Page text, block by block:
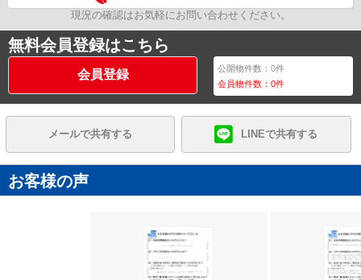
現況の確認はお気軽にお問い合わせください。
無料会員登録はこちら
会員登録 公開物件数：0件
会員物件数：0件
メールで共有する LINEで共有する
お客様の声